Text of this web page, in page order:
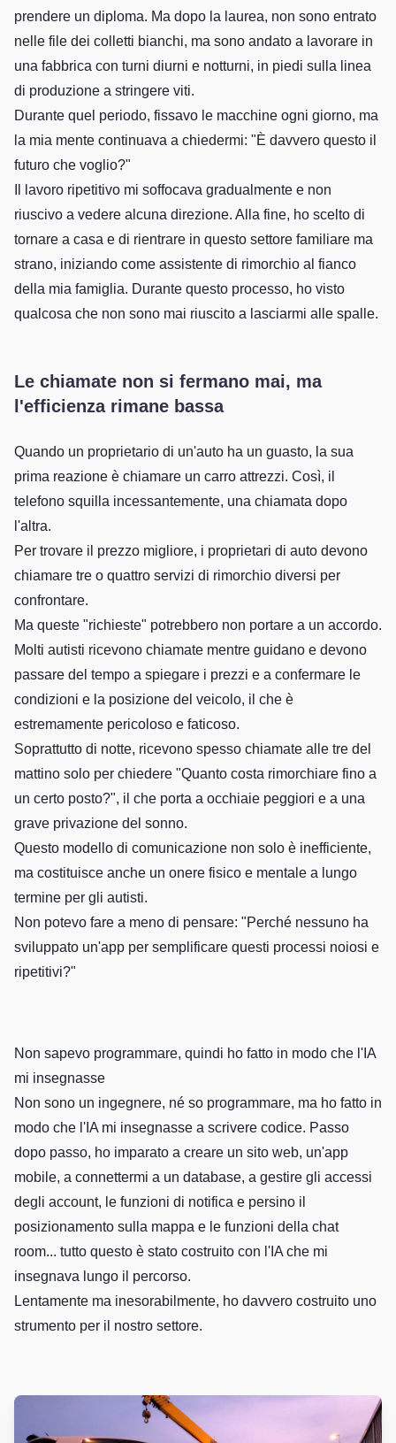
prendere un diploma. Ma dopo la laurea, non sono entrato
nelle file dei colletti bianchi, ma sono andato a lavorare in
una fabbrica con turni diurni e notturni, in piedi sulla linea
di produzione a stringere viti.
Durante quel periodo, fissavo le macchine ogni giorno, ma
la mia mente continuava a chiedermi: "È davvero questo il
futuro che voglio?"
Il lavoro ripetitivo mi soffocava gradualmente e non
riuscivo a vedere alcuna direzione. Alla fine, ho scelto di
tornare a casa e di rientrare in questo settore familiare ma
strano, iniziando come assistente di rimorchio al fianco
della mia famiglia. Durante questo processo, ho visto
qualcosa che non sono mai riuscito a lasciarmi alle spalle.
Le chiamate non si fermano mai, ma
l'efficienza rimane bassa
Quando un proprietario di un'auto ha un guasto, la sua
prima reazione è chiamare un carro attrezzi. Così, il
telefono squilla incessantemente, una chiamata dopo
l'altra.
Per trovare il prezzo migliore, i proprietari di auto devono
chiamare tre o quattro servizi di rimorchio diversi per
confrontare.
Ma queste "richieste" potrebbero non portare a un accordo.
Molti autisti ricevono chiamate mentre guidano e devono
passare del tempo a spiegare i prezzi e a confermare le
condizioni e la posizione del veicolo, il che è
estremamente pericoloso e faticoso.
Soprattutto di notte, ricevono spesso chiamate alle tre del
mattino solo per chiedere "Quanto costa rimorchiare fino a
un certo posto?", il che porta a occhiaie peggiori e a una
grave privazione del sonno.
Questo modello di comunicazione non solo è inefficiente,
ma costituisce anche un onere fisico e mentale a lungo
termine per gli autisti.
Non potevo fare a meno di pensare: "Perché nessuno ha
sviluppato un'app per semplificare questi processi noiosi e
ripetitivi?"
Non sapevo programmare, quindi ho fatto in modo che l'IA
mi insegnasse
Non sono un ingegnere, né so programmare, ma ho fatto in
modo che l'IA mi insegnasse a scrivere codice. Passo
dopo passo, ho imparato a creare un sito web, un'app
mobile, a connettermi a un database, a gestire gli accessi
degli account, le funzioni di notifica e persino il
posizionamento sulla mappa e le funzioni della chat
room... tutto questo è stato costruito con l'IA che mi
insegnava lungo il percorso.
Lentamente ma inesorabilmente, ho davvero costruito uno
strumento per il nostro settore.